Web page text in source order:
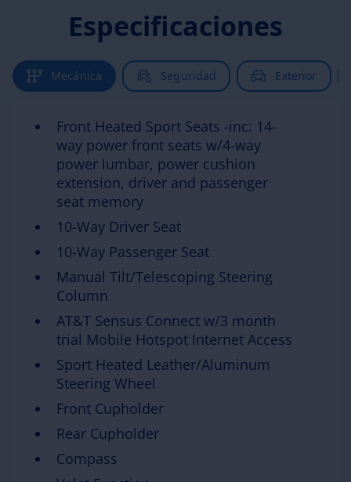
Especificaciones
Mecánica Seguridad Exterior
Front Heated Sport Seats -inc: 14-
way power front seats w/4-way
power lumbar, power cushion
extension, driver and passenger
seat memory
10-Way Driver Seat
10-Way Passenger Seat
Manual Tilt/Telescoping Steering
Column
AT&T Sensus Connect w/3 month
trial Mobile Hotspot Internet Access
Sport Heated Leather/Aluminum
Steering Wheel
Front Cupholder
Rear Cupholder
Compass